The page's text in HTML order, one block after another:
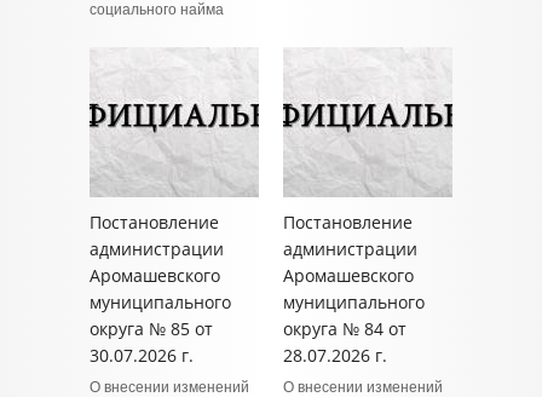
социального найма
Постановление
администрации
Аромашевского
муниципального
округа № 85 от
30.07.2026 г.
О внесении изменений
Постановление
администрации
Аромашевского
муниципального
округа № 84 от
28.07.2026 г.
О внесении изменений